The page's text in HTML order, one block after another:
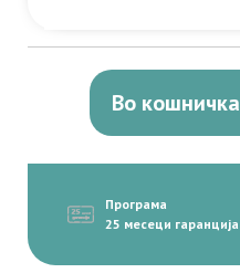
Во кошничка
Програма
25 месеци гаранција